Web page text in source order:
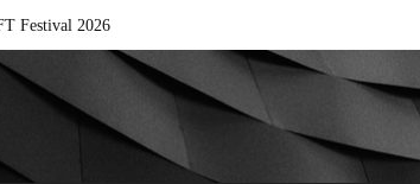
Festival 2026